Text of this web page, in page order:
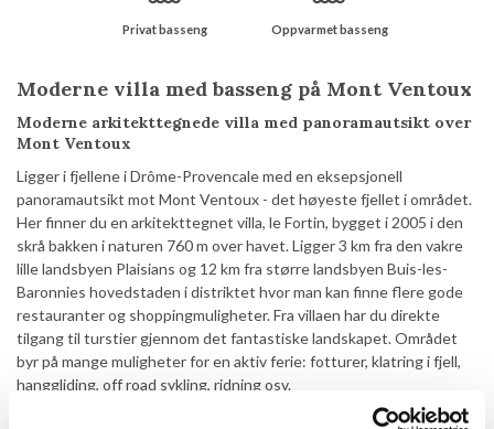
Privat basseng Oppvarmet basseng
Moderne villa med basseng på Mont Ventoux
Moderne arkitekttegnede villa med panoramautsikt over
Mont Ventoux
Ligger i fjellene i Drôme-Provencale med en eksepsjonell
panoramautsikt mot Mont Ventoux - det høyeste fjellet i området.
Her finner du en arkitekttegnet villa, le Fortin, bygget i 2005 i den
skrå bakken i naturen 760 m over havet. Ligger 3 km fra den vakre
lille landsbyen Plaisians og 12 km fra større landsbyen Buis-les-
Baronnies hovedstaden i distriktet hvor man kan finne flere gode
restauranter og shoppingmuligheter. Fra villaen har du direkte
tilgang til turstier gjennom det fantastiske landskapet. Området
byr på mange muligheter for en aktiv ferie: fotturer, klatring i fjell,
hanggliding, off road sykling, ridning osv.
På grunn av beliggenheten i nesten 800 meters høyde er nettene